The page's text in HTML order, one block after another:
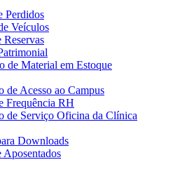
Perdidos
Veículos
Reservas
de Material em Estoque
de Acesso ao Campus
Frequência RH
de Serviço Oficina da Clínica
Downloads
Aposentados